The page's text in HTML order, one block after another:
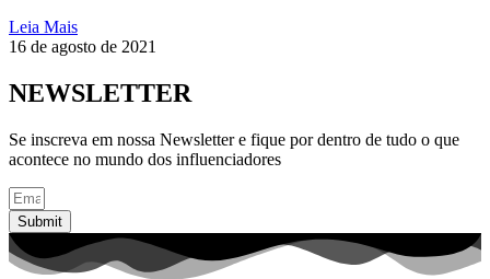
Leia Mais
16 de agosto de 2021
NEWSLETTER
Se inscreva em nossa Newsletter e fique por dentro de tudo o que
acontece no mundo dos influenciadores
Submit